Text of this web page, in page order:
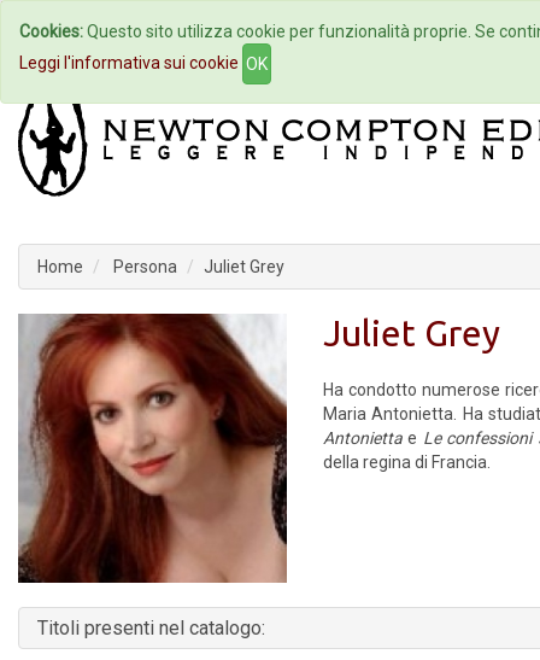
Home Autori Eventi
Home Persona Juliet Grey
Juliet Grey
Ha condotto numerose
Maria Antonietta. Ha
Antonietta e Le confessioni
della regina di Francia.
Titoli presenti nel catalogo:
Cookies:Questo sito utilizza cookie per funzionalità proprie. Se
Leggi l'informativa sui cookie OK